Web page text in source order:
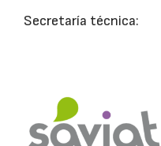
Secretaría técnica: